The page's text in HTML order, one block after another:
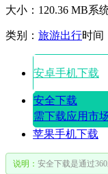
大小：120.36 MB系
类别： 旅游出行时间
安卓手机下载
安全下载
需下载应用市
苹果手机下载
说明： 安全下载是通过